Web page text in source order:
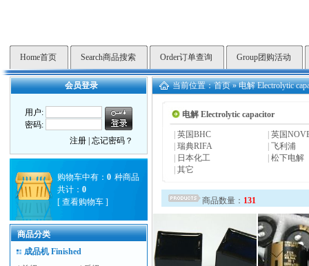
Home首页 Search商品搜索 Order订单查询 Group团购活动
会员登录
用户:
密码:
注册 |忘记密码？
购物车中有：0 种商品
共计：0
[ 查看购物车 ]
商品分类
成品机 Finished
当前位置：首页»电解 Electrolytic
电解 Electrolytic capacitor
|英国BHC |英国
|瑞典RIFA |飞利浦
日本化工 |松下电解
|其它
商品数量： 131